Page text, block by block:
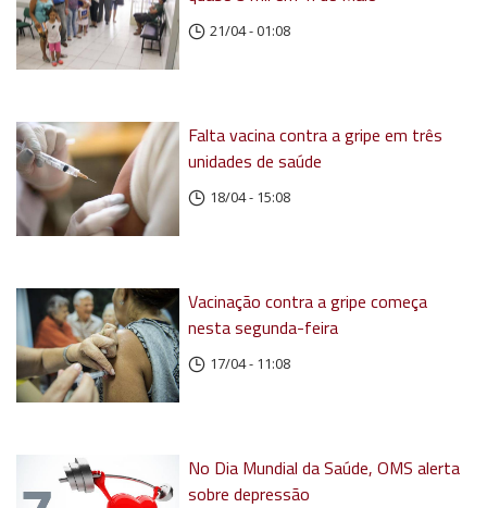
21/04 - 01:08
Falta vacina contra a gripe em três
unidades de saúde
18/04 - 15:08
Vacinação contra a gripe começa
nesta segunda-feira
17/04 - 11:08
No Dia Mundial da Saúde, OMS alerta
sobre depressão